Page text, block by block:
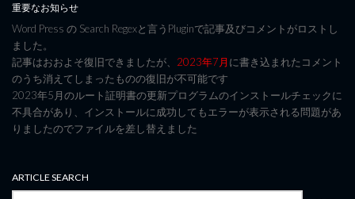
重要なお知らせ
Word Press の Search Regexと言うPluginで記事及びコメントがロストし
ました。
記事はおおよそ復旧できましたが、 2023年7月に書き込まれたコメント
のうち消えてしまったものの復旧が不可能です
2023年5月のルート証明書の更新プログラムのインストールチェックに
不具合があり、インストールに成功してもエラーが表示される問題があ
りましたのでファイルを差し替えました
ARTICLE SEARCH